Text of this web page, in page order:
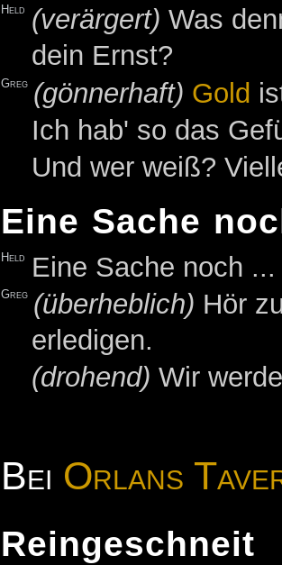
Held (verärgert) Was
dein Ernst?
Greg (gönnerhaft) Gold
Ich hab' so das
Und wer weiß?
Eine Sache
Held Eine Sache noch ...
Greg (überheblich) Hör
erledigen.
(drohend) Wir
Bei Orlans
Reingeschneit